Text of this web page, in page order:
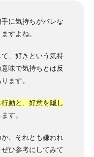
に気持ちがバレな
すよね。
、好きという気持
意味で気持ちとは反
ます。
動と、好意を隠し
ます。
、それとも嫌われ
ひ参考にしてみて